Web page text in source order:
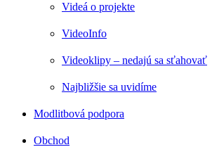
Videá o projekte
VideoInfo
Videoklipy – nedajú sa sťahovať
Najbližšie sa uvidíme
Modlitbová podpora
Obchod